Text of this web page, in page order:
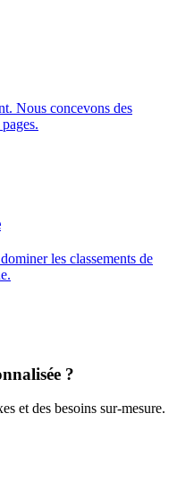
Nous concevons des
les classements de
?
et des besoins sur-mesure.